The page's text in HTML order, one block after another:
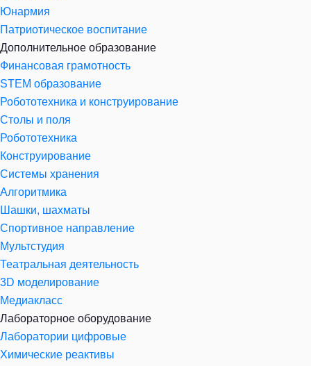
Юнармия
Патриотическое воспитание
Дополнительное образование
Финансовая грамотность
STEM образование
Робототехника и конструирование
Столы и поля
Робототехника
Конструирование
Системы хранения
Алгоритмика
Шашки, шахматы
Спортивное направление
Мультстудия
Театральная деятельность
3D моделирование
Медиакласс
Лабораторное оборудование
Лаборатории цифровые
Химические реактивы